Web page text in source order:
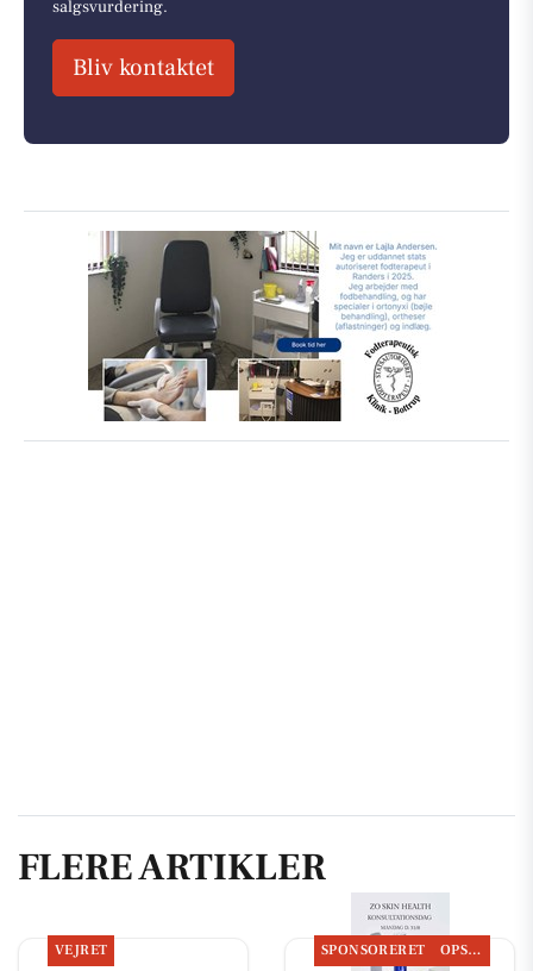
salgsvurdering.
Bliv kontaktet
FLERE ARTIKLER
VEJRET SPONSORERET OPSLAGSTAVLEN